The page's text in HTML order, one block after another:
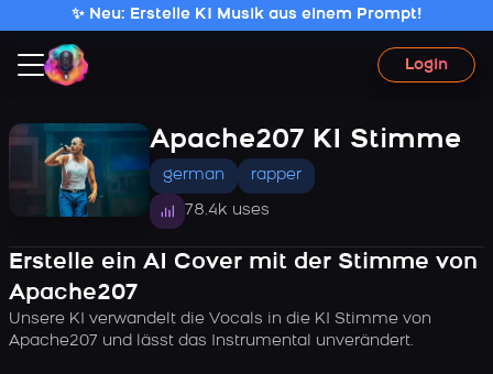
✨ Neu: Erstelle KI Musik aus einem Prompt!
Login
Apache207 KI Stimme
german rapper
78.4k uses
Erstelle ein AI Cover mit der Stimme von
Apache207
Unsere KI verwandelt die Vocals in die KI Stimme von
Apache207 und lässt das Instrumental unverändert.